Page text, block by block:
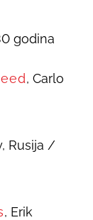
godina
, Carlo
Rusija /
, Erik